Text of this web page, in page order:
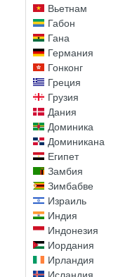
Вьетнам
Габон
Гана
Германия
Гонконг
Греция
Грузия
Дания
Доминика
Доминикана
Египет
Замбия
Зимбабве
Израиль
Индия
Индонезия
Иордания
Ирландия